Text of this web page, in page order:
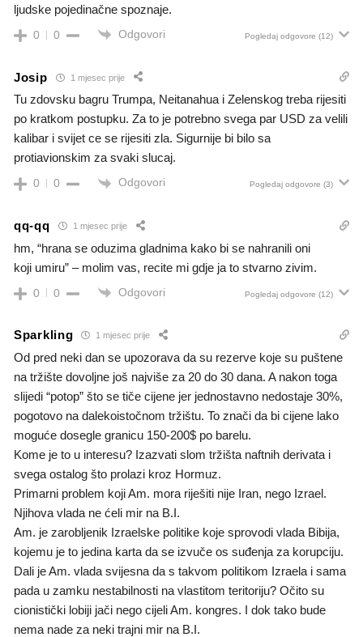
ljudske pojedinačne spoznaje.
0 0 Odgovori Pogledaj odgovore (12)
Josip 1 mjesec prije
Tu zdovsku bagru Trumpa, Neitanahua i Zelenskog treba rijesiti
po kratkom postupku. Za to je potrebno svega par USD za velili
kalibar i svijet ce se rijesiti zla. Sigurnije bi bilo sa
protiavionskim za svaki slucaj.
0 0 Odgovori Pogledaj odgovore (3)
qq-qq 1 mjesec prije
hm, “hrana se oduzima gladnima kako bi se nahranili oni
koji umiru” – molim vas, recite mi gdje ja to stvarno zivim.
0 0 Odgovori Pogledaj odgovore (12)
Sparkling 1 mjesec prije
Od pred neki dan se upozorava da su rezerve koje su puštene
na tržište dovoljne još najviše za 20 do 30 dana. A nakon toga
slijedi “potop” što se tiče cijene jer jednostavno nedostaje 30%,
pogotovo na dalekoistočnom tržištu. To znači da bi cijene lako
moguće dosegle granicu 150-200$ po barelu.
Kome je to u interesu? Izazvati slom tržišta naftnih derivata i
svega ostalog što prolazi kroz Hormuz.
Primarni problem koji Am. mora riješiti nije Iran, nego Izrael.
Njihova vlada ne ćeli mir na B.I.
Am. je zarobljenik Izraelske politike koje sprovodi vlada Bibija,
kojemu je to jedina karta da se izvuče os suđenja za korupciju.
Dali je Am. vlada svijesna da s takvom politikom Izraela i sama
pada u zamku nestabilnosti na vlastitom teritoriju? Očito su
cionistički lobiji jači nego cijeli Am. kongres. I dok tako bude
nema nade za neki trajni mir na B.I.